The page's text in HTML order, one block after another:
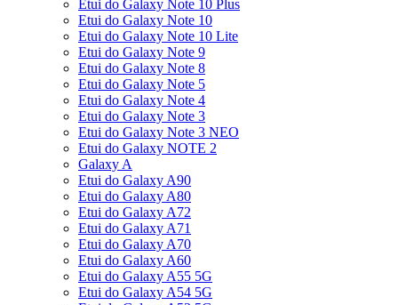
Etui do Galaxy Note 10 Plus
Etui do Galaxy Note 10
Etui do Galaxy Note 10 Lite
Etui do Galaxy Note 9
Etui do Galaxy Note 8
Etui do Galaxy Note 5
Etui do Galaxy Note 4
Etui do Galaxy Note 3
Etui do Galaxy Note 3 NEO
Etui do Galaxy NOTE 2
Galaxy A
Etui do Galaxy A90
Etui do Galaxy A80
Etui do Galaxy A72
Etui do Galaxy A71
Etui do Galaxy A70
Etui do Galaxy A60
Etui do Galaxy A55 5G
Etui do Galaxy A54 5G